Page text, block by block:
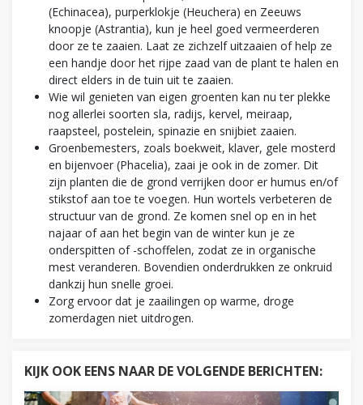
(Echinacea), purperklokje (Heuchera) en Zeeuws
knoopje (Astrantia), kun je heel goed vermeerderen
door ze te zaaien. Laat ze zichzelf uitzaaien of help ze
een handje door het rijpe zaad van de plant te halen en
direct elders in de tuin uit te zaaien.
Wie wil genieten van eigen groenten kan nu ter plekke
nog allerlei soorten sla, radijs, kervel, meiraap,
raapsteel, postelein, spinazie en snijbiet zaaien.
Groenbemesters, zoals boekweit, klaver, gele mosterd
en bijenvoer (Phacelia), zaai je ook in de zomer. Dit
zijn planten die de grond verrijken door er humus en/of
stikstof aan toe te voegen. Hun wortels verbeteren de
structuur van de grond. Ze komen snel op en in het
najaar of aan het begin van de winter kun je ze
onderspitten of -schoffelen, zodat ze in organische
mest veranderen. Bovendien onderdrukken ze onkruid
dankzij hun snelle groei.
Zorg ervoor dat je zaailingen op warme, droge
zomerdagen niet uitdrogen.
KIJK OOK EENS NAAR DE VOLGENDE BERICHTEN: